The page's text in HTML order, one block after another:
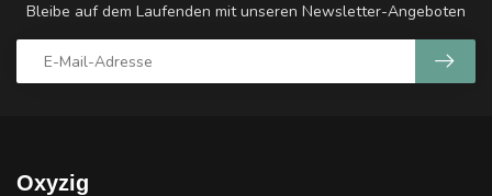
Bleibe auf dem Laufenden mit unseren Newsletter-Angeboten
Oxyzig